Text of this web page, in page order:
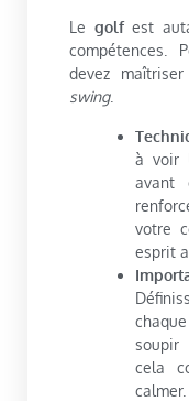
Le golfest
compétences.
devez
swing.
à voir
avant
votre
esprit a
soupir
cela
calmer.